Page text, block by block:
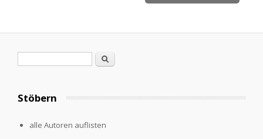
Search
Stöbern
alle Autoren auflisten